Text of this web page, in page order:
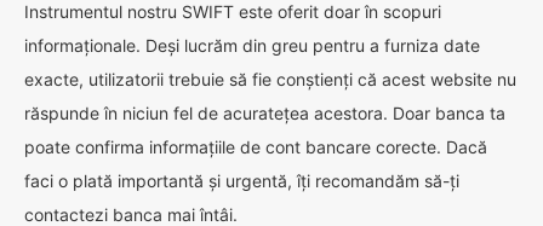
Instrumentul nostru SWIFT este oferit doar în scopuri
informaționale. Deși lucrăm din greu pentru a furniza date
exacte, utilizatorii trebuie să fie conștienți că acest website nu
răspunde în niciun fel de acuratețea acestora. Doar banca ta
poate confirma informațiile de cont bancare corecte. Dacă
faci o plată importantă și urgentă, îți recomandăm să-ți
contactezi banca mai întâi.